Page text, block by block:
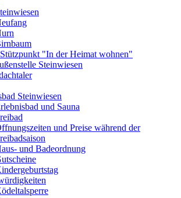
"In der Heimat wohnen"
Steinwiesen
Steinwiesen
und Sauna
und Preise während der
und Badeordnung